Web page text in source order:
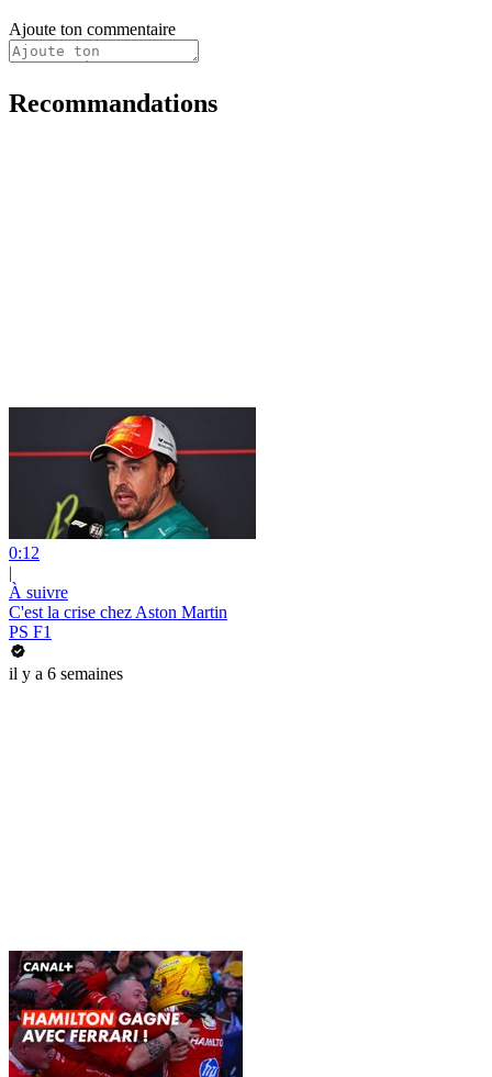
Ajoute ton commentaire
Recommandations
0:12
|
À suivre
C'est la crise chez Aston Martin
PS F1
il y a 6 semaines